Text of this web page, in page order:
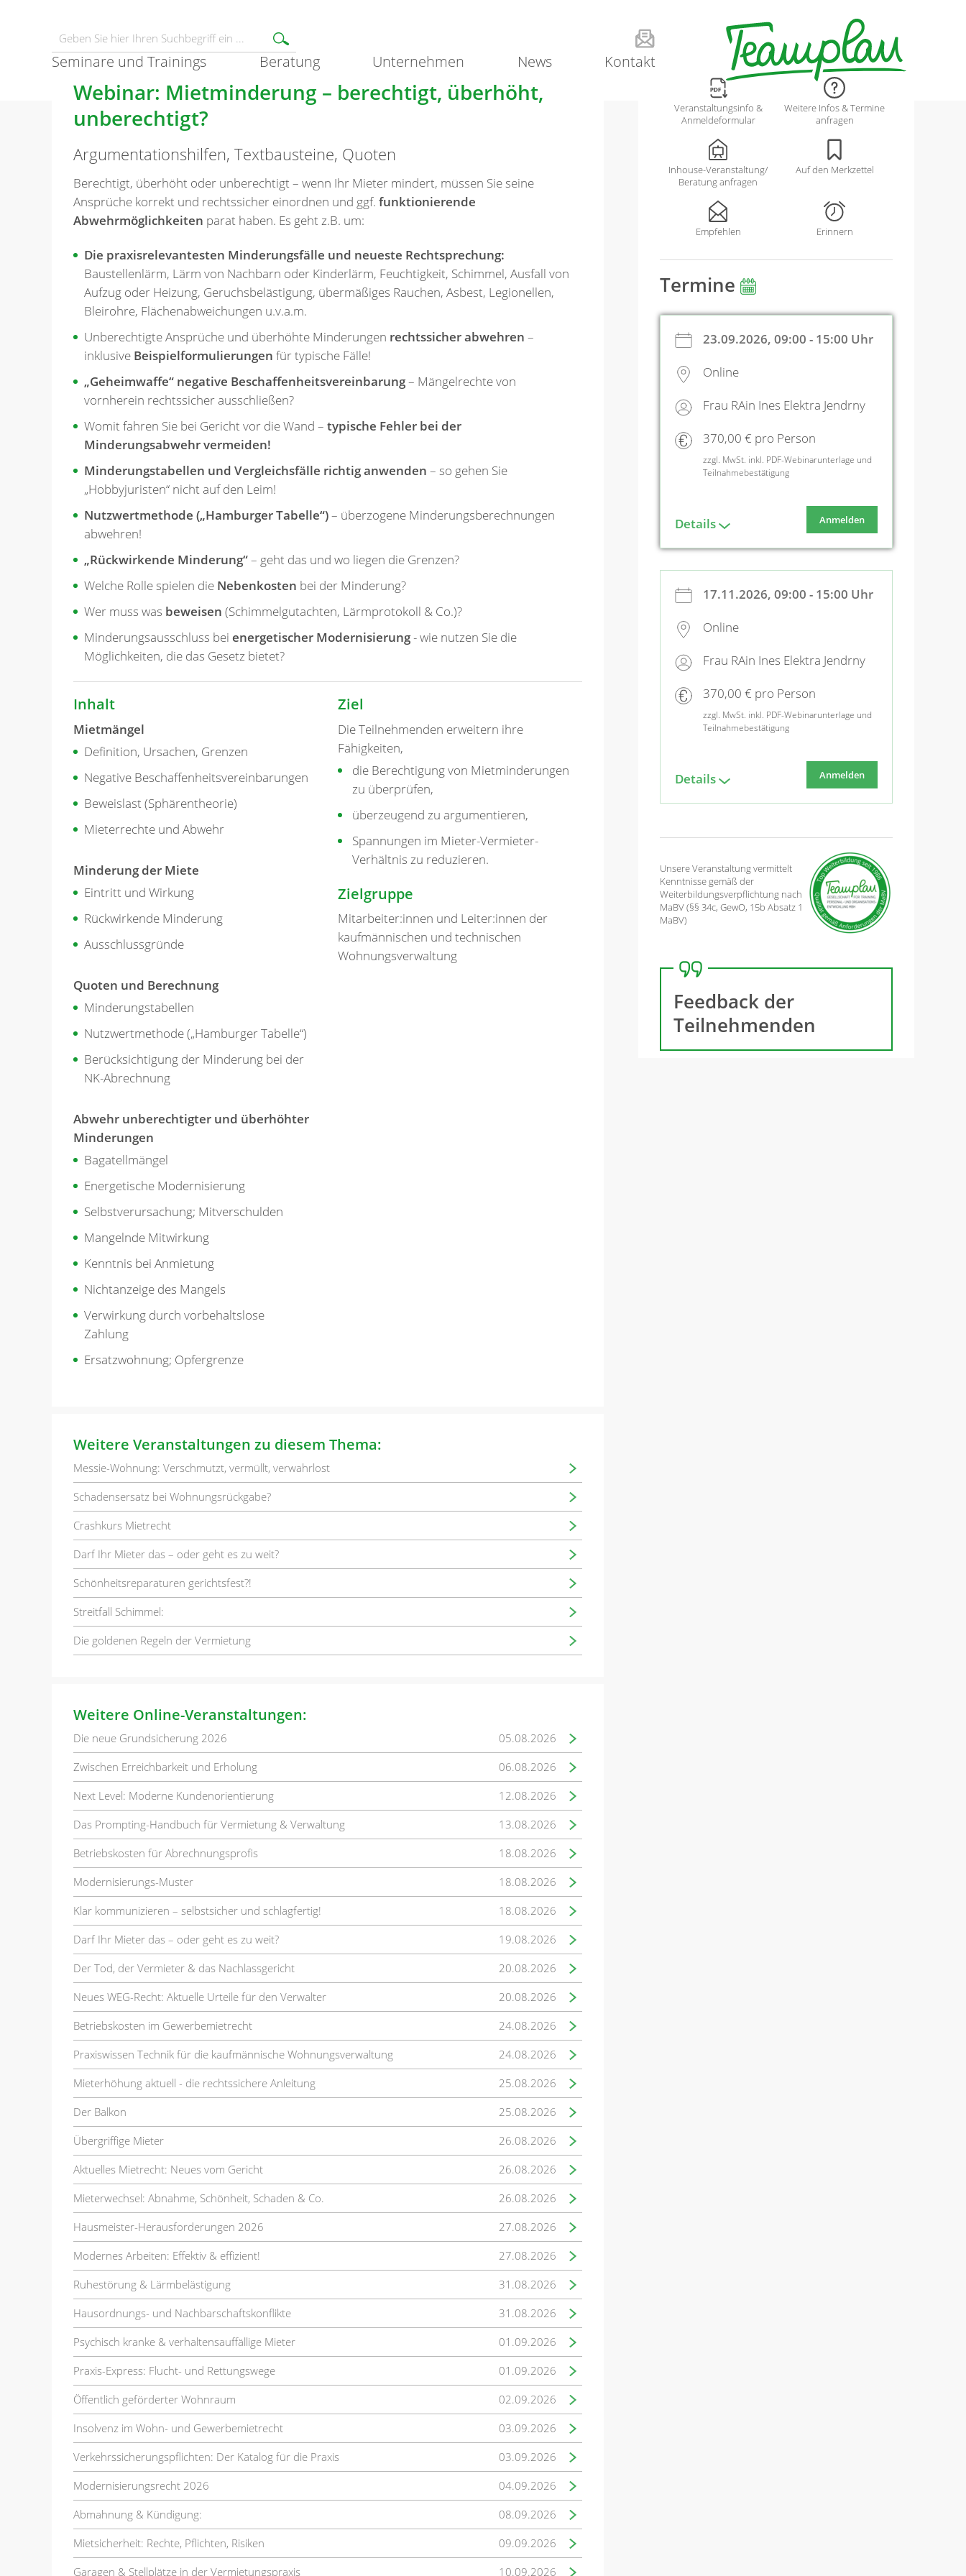
Seminare und Trainings Beratung Unternehmen News Kontakt
Webinar: Mietminderung – berechtigt, überhöht,
unberechtigt?
Argumentationshilfen, Textbausteine, Quoten
Berechtigt, überhöht oder unberechtigt – wenn Ihr Mieter mindert, müssen Sie seine
Ansprüche korrekt und rechtssicher einordnen und ggf. funktionierende
Abwehrmöglichkeiten parat haben. Es geht z.B. um:
Die praxisrelevantesten Minderungsfälle und neueste Rechtsprechung:
Baustellenlärm, Lärm von Nachbarn oder Kinderlärm, Feuchtigkeit, Schimmel, Ausfall von
Aufzug oder Heizung, Geruchsbelästigung, übermäßiges Rauchen, Asbest, Legionellen,
Bleirohre, Flächenabweichungen u.v.a.m.
Unberechtigte Ansprüche und überhöhte Minderungen rechtssicher abwehren –
inklusive Beispielformulierungen für typische Fälle!
„Geheimwaffe“ negative Beschaffenheitsvereinbarung– Mängelrechte von
vornherein rechtssicher ausschließen?
Womit fahren Sie bei Gericht vor die Wand – typische Fehler bei der
Minderungsabwehr vermeiden!
Minderungstabellen und Vergleichsfälle richtig anwenden – so gehen Sie
„Hobbyjuristen“ nicht auf den Leim!
Nutzwertmethode („Hamburger Tabelle“)– überzogene Minderungsberechnungen
abwehren!
„Rückwirkende Minderung“– geht das und wo liegen die Grenzen?
Welche Rolle spielen die Nebenkosten bei der Minderung?
Wer muss was beweisen (Schimmelgutachten, Lärmprotokoll & Co.)?
Minderungsausschluss bei energetischer Modernisierung- wie nutzen Sie die
Möglichkeiten, die das Gesetz bietet?
Inhalt
Mietmängel
Definition, Ursachen, Grenzen
Negative Beschaffenheitsvereinbarungen
Beweislast (Sphärentheorie)
Mieterrechte und Abwehr
Minderung der Miete
Eintritt und Wirkung
Rückwirkende Minderung
Ausschlussgründe
Quoten und Berechnung
Minderungstabellen
Nutzwertmethode („Hamburger Tabelle“)
Berücksichtigung der Minderung bei der
NK-Abrechnung
Abwehr unberechtigter und überhöhter
Minderungen
Bagatellmängel
Energetische Modernisierung
Selbstverursachung; Mitverschulden
Mangelnde Mitwirkung
Kenntnis bei Anmietung
Nichtanzeige des Mangels
Verwirkung durch vorbehaltslose
Zahlung
Ersatzwohnung; Opfergrenze
Ziel
Die Teilnehmenden erweitern ihre
Fähigkeiten,
die Berechtigung von Mietminderungen
zu überprüfen,
überzeugend zu argumentieren,
Spannungen im Mieter-Vermieter-
Verhältnis zu reduzieren.
Zielgruppe
Mitarbeiter:innen und Leiter:innen der
kaufmännischen und technischen
Wohnungsverwaltung
Weitere Veranstaltungen zu diesem Thema:
Messie-Wohnung: Verschmutzt, vermüllt, verwahrlost
Schadensersatz bei Wohnungsrückgabe?
Crashkurs Mietrecht
Darf Ihr Mieter das – oder geht es zu weit?
Schönheitsreparaturen gerichtsfest?!
Streitfall Schimmel:
Die goldenen Regeln der Vermietung
Weitere Online-Veranstaltungen:
Die neue Grundsicherung 2026
05.08.2026
Zwischen Erreichbarkeit und Erholung
06.08.2026
Next Level: Moderne Kundenorientierung
12.08.2026
Das Prompting-Handbuch für Vermietung & Verwaltung
13.08.2026
Betriebskosten für Abrechnungsprofis
18.08.2026
Modernisierungs-Muster
18.08.2026
Klar kommunizieren – selbstsicher und schlagfertig!
18.08.2026
Darf Ihr Mieter das – oder geht es zu weit?
19.08.2026
Der Tod, der Vermieter & das Nachlassgericht
20.08.2026
Neues WEG-Recht: Aktuelle Urteile für den Verwalter
20.08.2026
Betriebskosten im Gewerbemietrecht
24.08.2026
Praxiswissen Technik für die kaufmännische Wohnungsverwaltung
24.08.2026
Mieterhöhung aktuell - die rechtssichere Anleitung
25.08.2026
Der Balkon
25.08.2026
Übergriffige Mieter
26.08.2026
Aktuelles Mietrecht: Neues vom Gericht
26.08.2026
Mieterwechsel: Abnahme, Schönheit, Schaden & Co.
26.08.2026
Hausmeister-Herausforderungen 2026
27.08.2026
Modernes Arbeiten: Effektiv & effizient!
27.08.2026
Ruhestörung & Lärmbelästigung
31.08.2026
Hausordnungs- und Nachbarschaftskonflikte
31.08.2026
Psychisch kranke & verhaltensauffällige Mieter
01.09.2026
Praxis-Express: Flucht- und Rettungswege
01.09.2026
Öffentlich geförderter Wohnraum
02.09.2026
Insolvenz im Wohn- und Gewerbemietrecht
03.09.2026
Verkehrssicherungspflichten: Der Katalog für die Praxis
03.09.2026
Modernisierungsrecht 2026
04.09.2026
Abmahnung & Kündigung:
08.09.2026
Mietsicherheit: Rechte, Pflichten, Risiken
09.09.2026
Garagen & Stellplätze in der Vermietungspraxis
10.09.2026
Veranstaltungsinfo &
Anmeldeformular
Weitere Infos & Termine
anfragen
Inhouse-Veranstaltung/
Beratung anfragen
Auf den Merkzettel
Empfehlen Erinnern
Termine
23.09.2026, 09:00 - 15:00 Uhr
Online
Frau RAin Ines Elektra Jendrny
370,00 € pro Person
zzgl. MwSt. inkl. PDF-Webinarunterlage und
Teilnahmebestätigung
Details Anmelden
17.11.2026, 09:00 - 15:00 Uhr
Online
Frau RAin Ines Elektra Jendrny
370,00 € pro Person
zzgl. MwSt. inkl. PDF-Webinarunterlage und
Teilnahmebestätigung
Details Anmelden
Unsere Veranstaltung vermittelt
Kenntnisse gemäß der
Weiterbildungsverpflichtung nach
MaBV (§§ 34c, GewO, 15b Absatz 1
MaBV)
Feedback der
Teilnehmenden